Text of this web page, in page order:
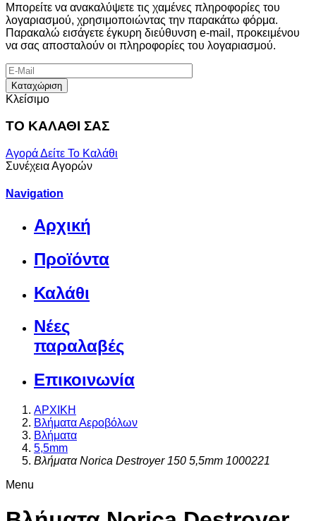
Μπορείτε να ανακαλύψετε τις χαμένες πληροφορίες του
λογαριασμού, χρησιμοποιώντας την παρακάτω φόρμα.
Παρακαλώ εισάγετε έγκυρη διεύθυνση e-mail, προκειμένου
να σας αποσταλούν οι πληροφορίες του λογαριασμού.
Καταχώριση
Κλείσιμο
ΤΟ ΚΑΛΑΘΙ ΣΑΣ
ΑγοράΔείτε Το Καλάθι
Συνέχεια Αγορών
Navigation
Αρχική
Προϊόντα
Καλάθι
Νέες
παραλαβές
Επικοινωνία
ΑΡΧΙΚΗ
Βλήματα Αεροβόλων
Βλήματα
5,5mm
Βλήματα Norica Destroyer 150 5,5mm 1000221
Menu